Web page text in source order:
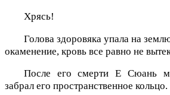
Хрясь!
Голова здоровяка упала на
окаменение, кровь все равно не
После его смерти Е Сюань
забрал его пространственное кольцо.